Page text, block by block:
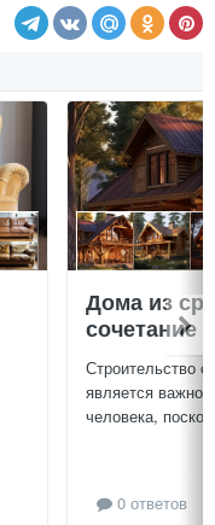
Дома из
сочетание
Строительство
является
человека,
0 ответов